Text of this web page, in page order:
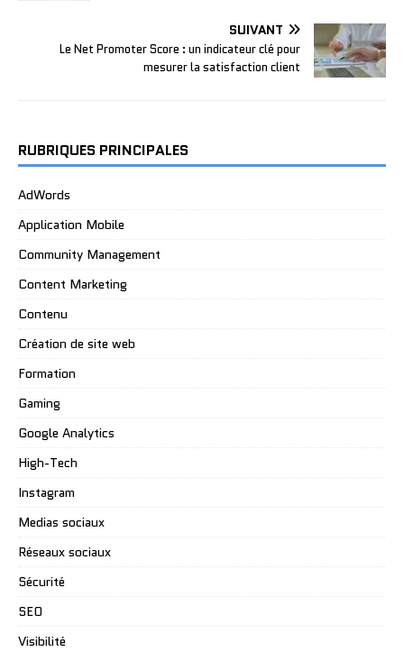
SUIVANT
Le Net Promoter Score : un indicateur clé pour
mesurer la satisfaction client
RUBRIQUES PRINCIPALES
AdWords
Application Mobile
Community Management
Content Marketing
Contenu
Création de site web
Formation
Gaming
Google Analytics
High-Tech
Instagram
Medias sociaux
Réseaux sociaux
Sécurité
SEO
Visibilité